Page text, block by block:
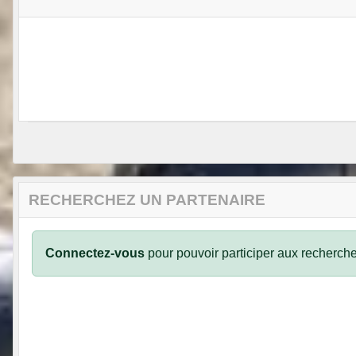
RECHERCHEZ UN PARTENAIRE
Connectez-vous pour pouvoir participer aux